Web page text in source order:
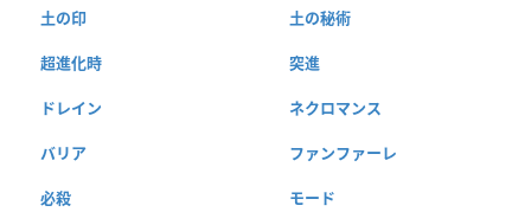
土の印 土の秘術
超進化時 突進
ドレイン ネクロマンス
バリア ファンファーレ
必殺 モード